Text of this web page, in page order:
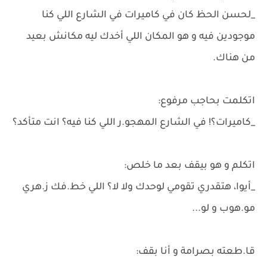
_لحسن الحظ كان في كاميرات في الشارع اللي كنا
موجودين فيه و هو المكان اللي أخدك ليه مكانش بعيد
من هناك.
اتكلمت بحاجب مرفوع:
_كاميرات؟! في الشارع المهجو.ر اللي كنا فيه؟ انت متأكد؟
اتكلم و هو بيقف بعد ما خلص:
_أيوا، هتقدري تقومي لوحدك ولا لا؟ اللي خط.فك ز.هري
مو.هوب و لو...
قا.طعته بصرامة و أنا بقف: